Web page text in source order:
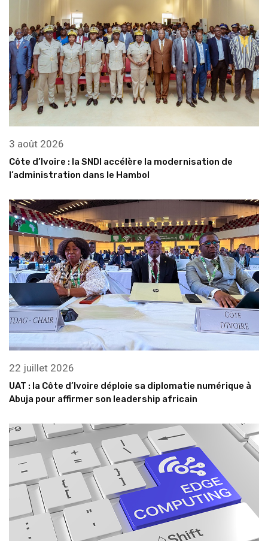
3 août 2026
Côte d’Ivoire : la SNDI accélère la modernisation de
l’administration dans le Hambol
22 juillet 2026
UAT : la Côte d’Ivoire déploie sa diplomatie numérique à
Abuja pour affirmer son leadership africain